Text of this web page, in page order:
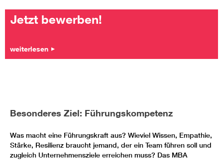
Jetzt bewerben!
weiterlesen
Besonderes Ziel: Führungskompetenz
Was macht eine Führungskraft aus? Wieviel Wissen, Empathie,
Stärke, Resilienz braucht jemand, der ein Team führen soll und
zugleich Unternehmensziele erreichen muss? Das MBA